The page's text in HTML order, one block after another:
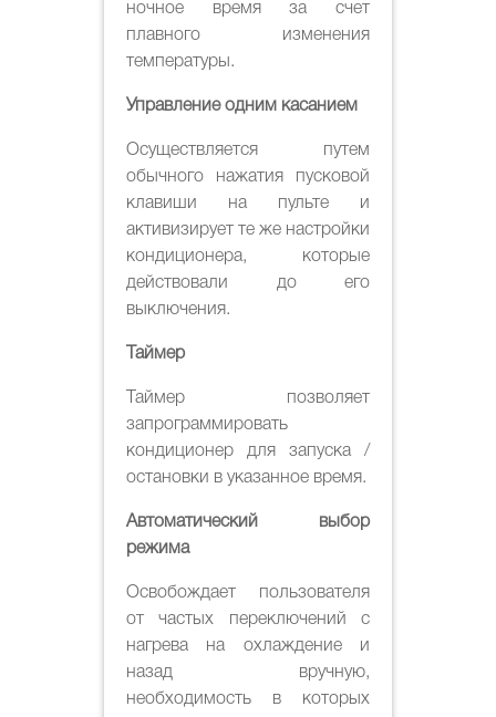
ночное время за счет
плавного изменения
температуры.
Управление одним касанием
Осуществляется путем
обычного нажатия пусковой
клавиши на пульте и
активизирует те же настройки
кондиционера, которые
действовали до его
выключения.
Таймер
Таймер позволяет
запрограммировать
кондиционер для запуска /
остановки в указанное время.
Автоматический выбор
режима
Освобождает пользователя
от частых переключений с
нагрева на охлаждение и
назад вручную,
необходимость в которых